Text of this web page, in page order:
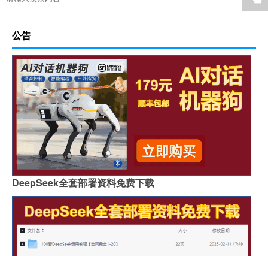
公告
DeepSeek全套部署资料免费下载